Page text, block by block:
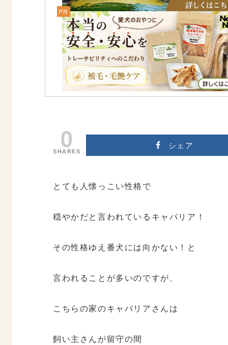
0
SHARES
シェア
とても人懐っこい性格で
穏やかだと言われているキャバリア！
その性格ゆえ番犬には向かない！と
言われることが多いのですが、
こちらの家のキャバリアさんは
飼い主さんが留守の間